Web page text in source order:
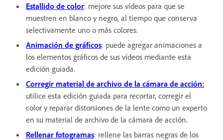
Estallido de color: mejore sus vídeos para que se
muestren en blanco y negro, al tiempo que conserva
selectivamente uno o más colores.
Animación de gráficos: puede agregar animaciones a
los elementos gráficos de sus vídeos mediante esta
edición guiada.
Corregir material de archivo de la cámara de acción:
utilice esta edición guiada para recortar, corregir el
color y reparar distorsiones de la lente como un experto
en su material de archivo de la cámara de acción.
Rellenar fotogramas: rellene las barras negras de los